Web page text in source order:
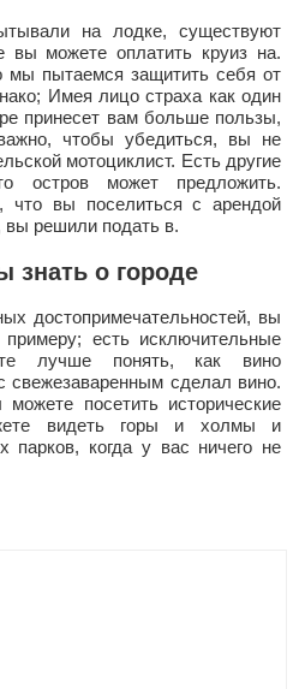
на лодке, существуют
вы можете оплатить круиз на.
мы пытаемся защитить себя от
Имея лицо страха как один
принесет вам больше пользы,
чтобы убедиться, вы не
мотоциклист. Есть другие
остров может предложить.
что вы поселиться с арендой
вы решили подать в.
знать о городе
достопримечательностей, вы
есть исключительные
лучше понять, как вино
свежезаваренным сделал вино.
посетить исторические
видеть горы и холмы и
парков, когда у вас ничего не